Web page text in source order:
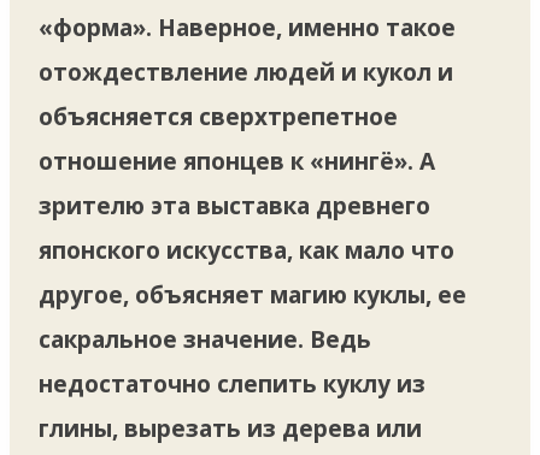
«форма». Наверное, именно такое
отождествление людей и кукол и
объясняется сверхтрепетное
отношение японцев к «нингё». А
зрителю эта выставка древнего
японского искусства, как мало что
другое, объясняет магию куклы, ее
сакральное значение. Ведь
недостаточно слепить куклу из
глины, вырезать из дерева или